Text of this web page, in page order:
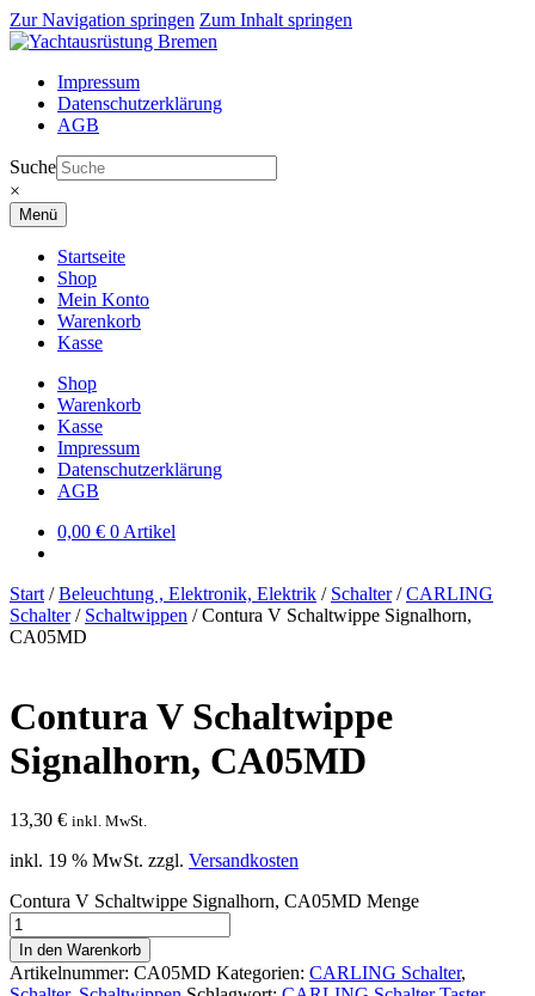
Zur Navigation springen Zum Inhalt springen
Impressum
Datenschutzerklärung
AGB
Suche
×
Menü
Startseite
Shop
Mein Konto
Warenkorb
Kasse
Shop
Warenkorb
Kasse
Impressum
Datenschutzerklärung
AGB
0,00 € 0 Artikel
Start /Beleuchtung , Elektronik, Elektrik / Schalter/CARLING
Schalter/ Schaltwippen /Contura V Schaltwippe Signalhorn,
CA05MD
Contura V Schaltwippe
Signalhorn, CA05MD
13,30 € inkl. MwSt.
inkl. 19 % MwSt. zzgl. Versandkosten
Contura V Schaltwippe Signalhorn, CA05MD Menge
In den Warenkorb
Artikelnummer: CA05MD Kategorien: CARLING Schalter,